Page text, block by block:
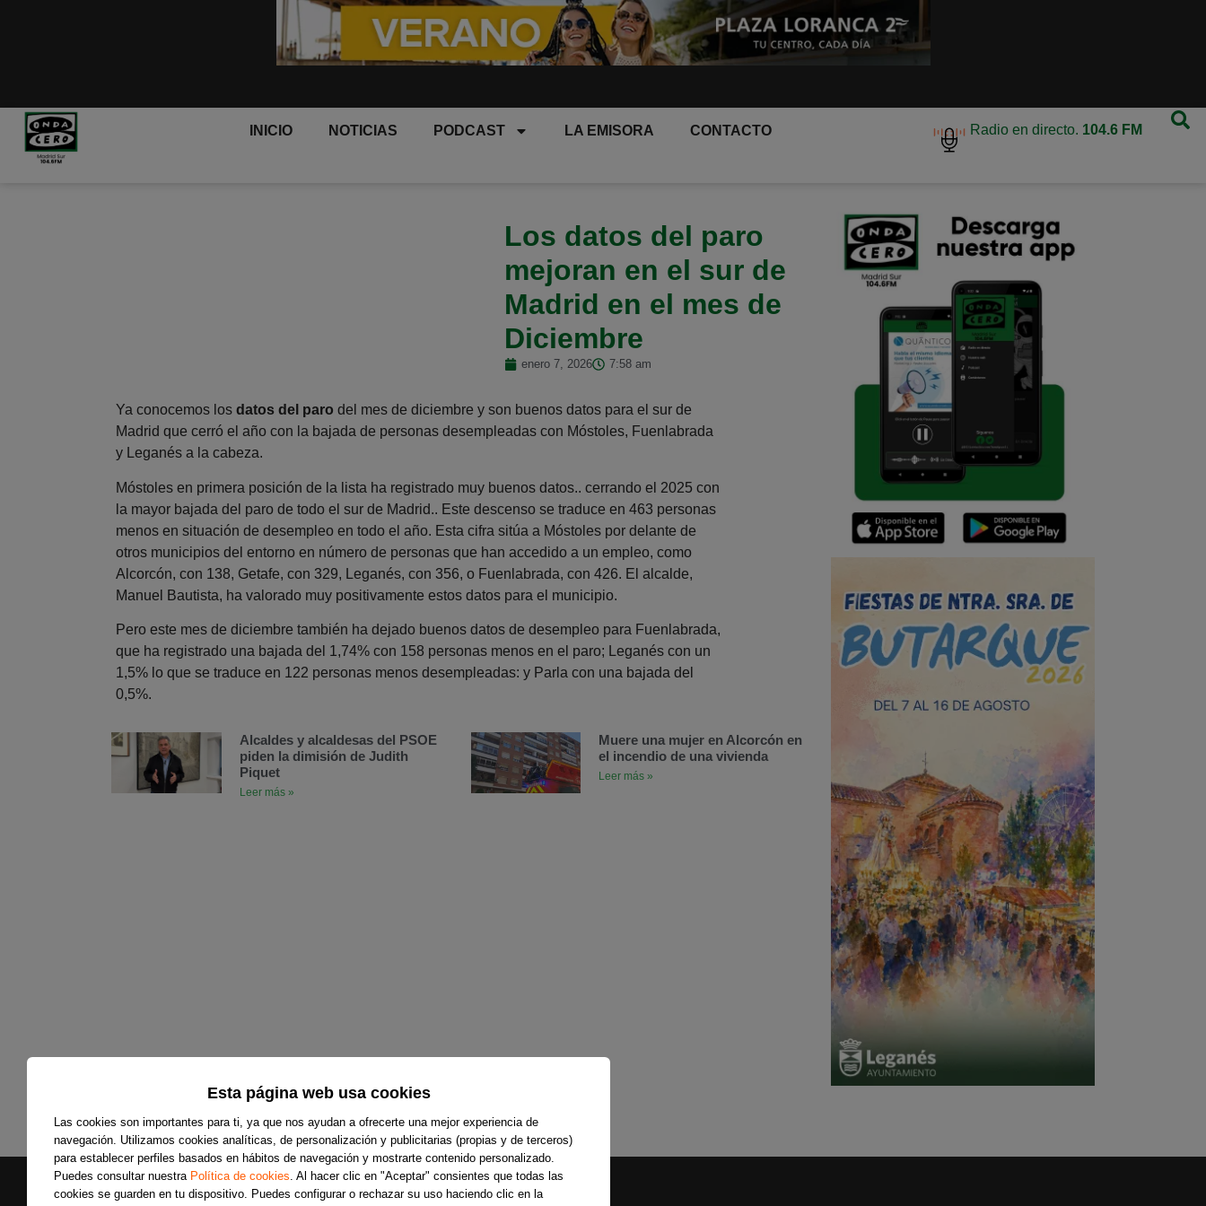
Esta página web usa cookies
Las cookies son importantes para ti, ya que nos ayudan a ofrecerte una mejor experiencia de
navegación. Utilizamos cookies analíticas, de personalización y publicitarias (propias y de terceros)
para establecer perfiles basados en hábitos de navegación y mostrarte contenido personalizado.
Puedes consultar nuestra Política de cookies. Al hacer clic en "Aceptar" consientes que todas las
cookies se guarden en tu dispositivo. Puedes configurar o rechazar su uso haciendo clic en la
INICIO NOTICIAS PODCAST LA EMISORA CONTACTO Radio en directo. 104.6 FM
Los datos del paro
mejoran en el sur de
Madrid en el mes de
Diciembre
enero 7, 2026 7:58 am
Ya conocemos losdatos del paro del mes de diciembre y son buenos datos para el sur de
Madrid que cerró el año con la bajada de personas desempleadas con Móstoles, Fuenlabrada
y Leganés a la cabeza.
Móstoles en primera posición de la lista ha registrado muy buenos datos.. cerrando el 2025 con
la mayor bajada del paro de todo el sur de Madrid.. Este descenso se traduce en 463 personas
menos en situación de desempleo en todo el año. Esta cifra sitúa a Móstoles por delante de
otros municipios del entorno en número de personas que han accedido a un empleo, como
Alcorcón, con 138, Getafe, con 329, Leganés, con 356, o Fuenlabrada, con 426. El alcalde,
Manuel Bautista, ha valorado muy positivamente estos datos para el municipio.
Pero este mes de diciembre también ha dejado buenos datos de desempleo para Fuenlabrada,
que ha registrado una bajada del 1,74% con 158 personas menos en el paro; Leganés con un
1,5% lo que se traduce en 122 personas menos desempleadas: y Parla con una bajada del
0,5%.
Alcaldes y alcaldesas del PSOE
piden la dimisión de Judith
Piquet
Leer más »
Muere una mujer en Alcorcón en
el incendio de una vivienda
Leer más »